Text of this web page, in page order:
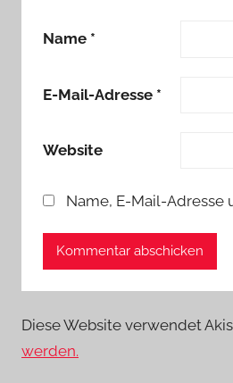
Name *
E-Mail-Adresse *
Website
Name, E-Mail-Adresse
Diese Website verwendet
werden.